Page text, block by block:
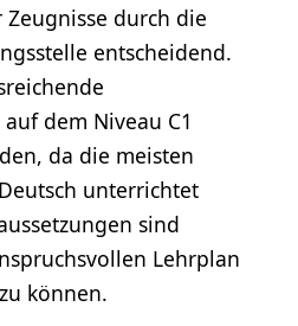
Zeugnisse durch die
entscheidend.
dem Niveau C1
da die meisten
unterrichtet
sind
Lehrplan
können.